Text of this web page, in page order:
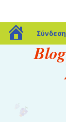
blogs.sch.gr
Σύνδεση
Μετάβαση στο